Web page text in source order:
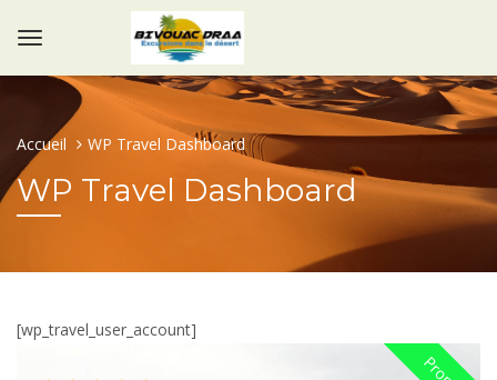
Accueil WP Travel Dashboard
WP Travel Dashboard
[wp_travel_user_account]